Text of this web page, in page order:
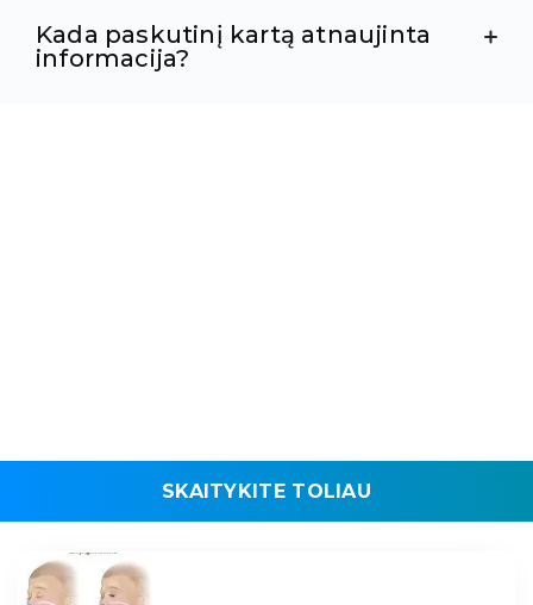
Kada paskutinį kartą atnaujinta
informacija?
SKAITYKITE TOLIAU